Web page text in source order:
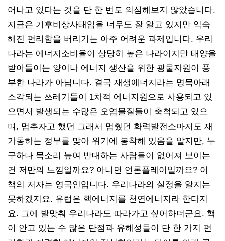
어나고 있다는 것을 단 한 번도 의심해보지 않았습니다.
지금은 기후비상사태임을 너무도 잘 알고 있지만 익숙
해진 편리함을 버리기는 아주 어려운 과제입니다. 우리
나라는 에너지소비율이 상당히 높은 나라이지만 태양을
받아들이는 양이나 에너지 생산을 위한 광물자원이 풍
부한 나라가 아닙니다. 결국 재생에너지라는 명목아래
소각되는 쓰레기들이 1차적 에너지원으로 사용되고 있
으면서 발생되는 수많은 오염물질들이 축척되고 있으
며, 멈추자고 했던 그래서 멈췄던 화력발전소마저도 재
가동하는 정부를 맞아 위기에 봉착해 있음을 알지만, 누
구하나 목소리 높여 반대하는 사람들이 없어져 보이는
건 저만의 느낌일까요? 아니면 언론플레이일까요? 이
책의 저자는 영국인입니다. 우리나라의 실정을 알지는
못하겠지요. 유럽은 핵에너지를 천연에너지라 한다지
요. 그에 발맞춰 우리나라도 따라가고 싶어하더군요. 핵
이 안고 있는 수 많은 단점과 유해성들이 단 한 가지 편